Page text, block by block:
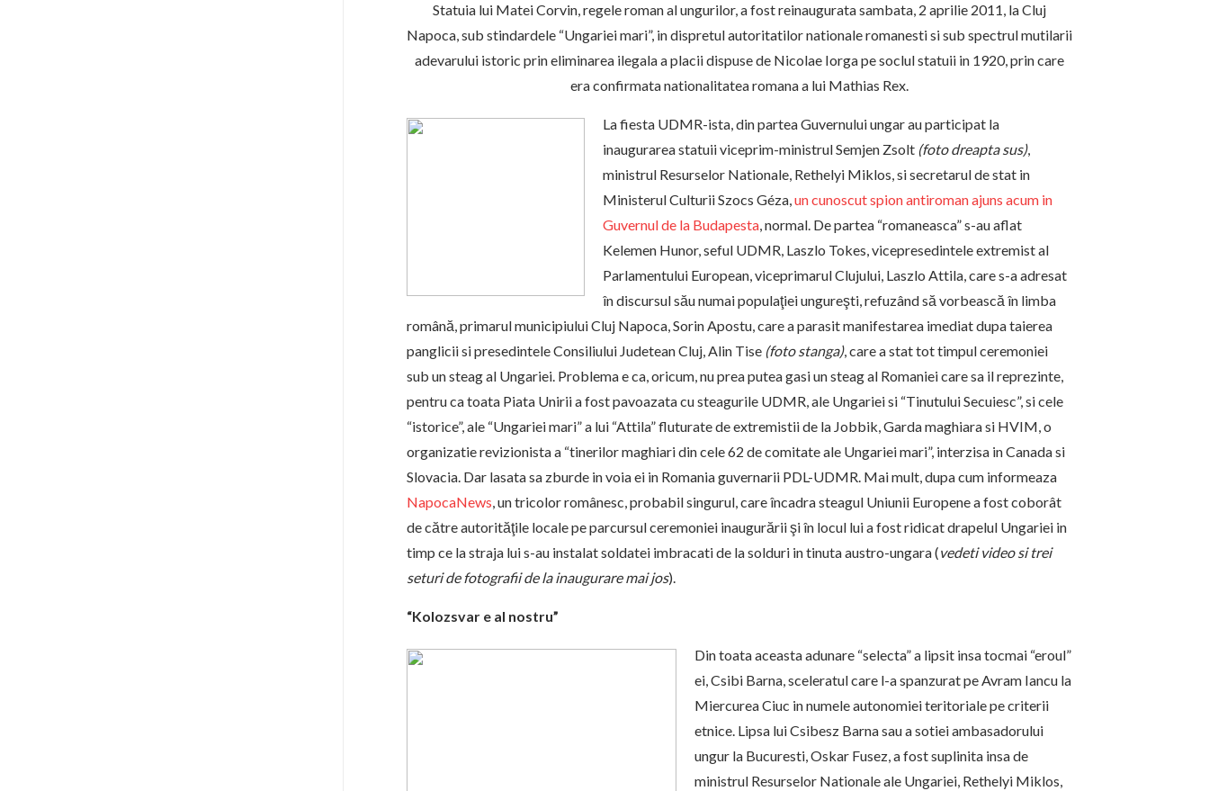
Statuia lui Matei Corvin, regele roman al ungurilor, a fost reinaugurata sambata, 2 aprilie 2011, la Cluj
Napoca, sub stindardele “Ungariei mari”, in dispretul autoritatilor nationale romanesti si sub spectrul mutilarii
adevarului istoric prin eliminarea ilegala a placii dispuse de Nicolae Iorga pe soclul statuii in 1920, prin care
era confirmata nationalitatea romana a lui Mathias Rex.
La fiesta UDMR-ista, din partea Guvernului ungar au participat la
inaugurarea statuii viceprim-ministrul Semjen Zsolt (foto dreapta sus),
ministrul Resurselor Nationale, Rethelyi Miklos, si secretarul de stat in
Ministerul Culturii Szocs Géza,un cunoscut spion antiroman ajuns acum in
Guvernul de la Budapesta, normal. De partea “romaneasca” s-au aflat
Kelemen Hunor, seful UDMR, Laszlo Tokes, vicepresedintele extremist al
Parlamentului European, viceprimarul Clujului, Laszlo Attila, care s-a adresat
în discursul său numai populaţiei ungureşti, refuzând să vorbească în limba
română, primarul municipiului Cluj Napoca, Sorin Apostu, care a parasit manifestarea imediat dupa taierea
panglicii si presedintele Consiliului Judetean Cluj, Alin Tise (foto stanga), care a stat tot timpul ceremoniei
sub un steag al Ungariei. Problema e ca, oricum, nu prea putea gasi un steag al Romaniei care sa il reprezinte,
pentru ca toata Piata Unirii a fost pavoazata cu steagurile UDMR, ale Ungariei si “Tinutului Secuiesc”, si cele
“istorice”, ale “Ungariei mari” a lui “Attila” fluturate de extremistii de la Jobbik, Garda maghiara si HVIM, o
organizatie revizionista a “tinerilor maghiari din cele 62 de comitate ale Ungariei mari”, interzisa in Canada si
Slovacia. Dar lasata sa zburde in voia ei in Romania guvernarii PDL-UDMR. Mai mult, dupa cum informeaza
NapocaNews, un tricolor românesc, probabil singurul, care încadra steagul Uniunii Europene a fost coborât
de către autorităţile locale pe parcursul ceremoniei inaugurării şi în locul lui a fost ridicat drapelul Ungariei in
timp ce la straja lui s-au instalat soldatei imbracati de la solduri in tinuta austro-ungara (vedeti video si trei
seturi de fotografii de la inaugurare mai jos).
“Kolozsvar e al nostru”
Din toata aceasta adunare “selecta” a lipsit insa tocmai “eroul”
ei, Csibi Barna, sceleratul care l-a spanzurat pe Avram Iancu la
Miercurea Ciuc in numele autonomiei teritoriale pe criterii
etnice. Lipsa lui Csibesz Barna sau a sotiei ambasadorului
ungur la Bucuresti, Oskar Fusez, a fost suplinita insa de
ministrul Resurselor Nationale ale Ungariei, Rethelyi Miklos,